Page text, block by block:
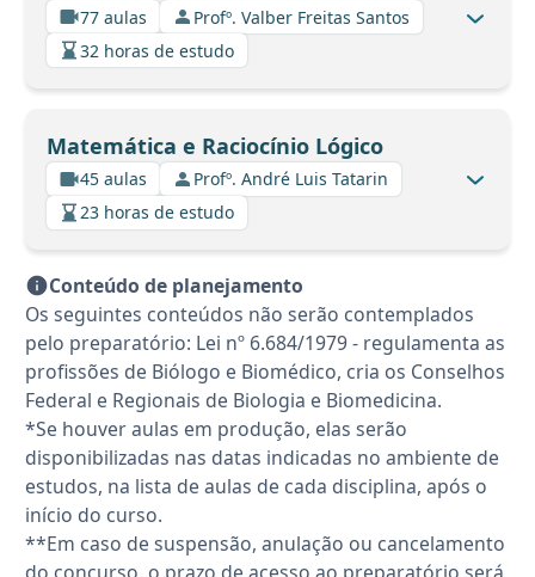
77 aulas
Profº. Valber Freitas Santos
32 horas de estudo
Matemática e Raciocínio Lógico
45 aulas
Profº. André Luis Tatarin
23 horas de estudo
Conteúdo de planejamento
Os seguintes conteúdos não serão contemplados
pelo preparatório: Lei nº 6.684/1979 - regulamenta as
profissões de Biólogo e Biomédico, cria os Conselhos
Federal e Regionais de Biologia e Biomedicina.
*Se houver aulas em produção, elas serão
disponibilizadas nas datas indicadas no ambiente de
estudos, na lista de aulas de cada disciplina, após o
início do curso.
**Em caso de suspensão, anulação ou cancelamento